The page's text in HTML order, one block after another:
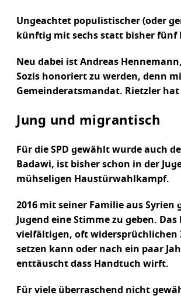
Ungeachtet populistischer (oder
künftig mit sechs statt bisher fünf
Neu dabei ist Andreas
Sozis honoriert zu werden, denn
Gemeinderatsmandat. Rietzler
Jung und migrantisch
Für die SPD gewählt wurde auch
Badawi, ist bisher schon in der
mühseligen Haustürwahlkampf.
2016 mit seiner Familie aus
Jugend eine Stimme zu geben.
vielfältigen, oft widersprüchlichen
setzen kann oder nach ein paar
enttäuscht dass Handtuch wirft.
Für viele überraschend nicht